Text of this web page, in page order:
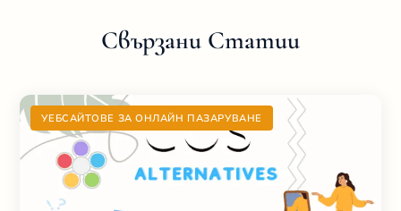
Свързани Статии
УЕБСАЙТОВЕ ЗА ОНЛАЙН ПАЗАРУВАНЕ